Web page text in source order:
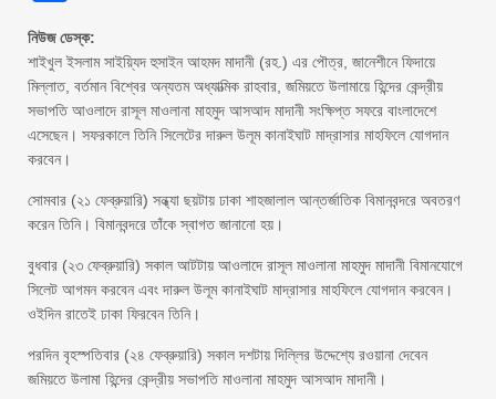
নিউজ ডেস্ক:
শাইখুল ইসলাম সাইয়্যিদ হুসাইন আহমদ মাদানী (রহ.) এর পৌত্র, জানেশীনে ফিদায়ে
মিল্লাত, বর্তমান বিশ্বের অন্যতম অধ্যাত্মিক রাহবার, জমিয়তে উলামায়ে হিন্দের কেন্দ্রীয়
সভাপতি আওলাদে রাসূল মাওলানা মাহমুদ আসআদ মাদানী সংক্ষিপ্ত সফরে বাংলাদেশে
এসেছেন। সফরকালে তিনি সিলেটের দারুল উলূম কানাইঘাট মাদ্রাসার মাহফিলে যোগদান
করবেন।
সোমবার (২১ ফেব্রুয়ারি) সন্ধ্যা ছয়টায় ঢাকা শাহজালাল আন্তর্জাতিক বিমানবন্দরে অবতরণ
করেন তিনি। বিমানবন্দরে তাঁকে স্বাগত জানানো হয়।
বুধবার (২৩ ফেব্রুয়ারি) সকাল আটটায় আওলাদে রাসূল মাওলানা মাহমুদ মাদানী বিমানযোগে
সিলেট আগমন করবেন এবং দারুল উলূম কানাইঘাট মাদ্রাসার মাহফিলে যোগদান করবেন।
ওইদিন রাতেই ঢাকা ফিরবেন তিনি।
পরদিন বৃহস্পতিবার (২৪ ফেব্রুয়ারি) সকাল দশটায় দিল্লির উদ্দেশ্যে রওয়ানা দেবেন
জমিয়তে উলামা হিন্দের কেন্দ্রীয় সভাপতি মাওলানা মাহমুদ আসআদ মাদানী।